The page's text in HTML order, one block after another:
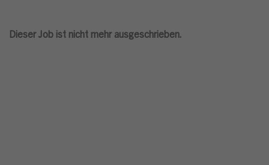
Dieser Job ist nicht mehr ausgeschrieben.